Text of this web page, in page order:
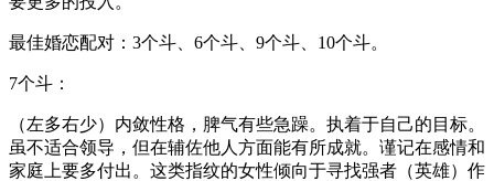
最佳婚恋配对：3个斗、6个斗、9个斗、10个斗。
7个斗：
（左多右少）内敛性格，脾气有些急躁。执着于自己的目标。
虽不适合领导，但在辅佐他人方面能有所成就。谨记在感情和
家庭上要多付出。这类指纹的女性倾向于寻找强者（英雄）作